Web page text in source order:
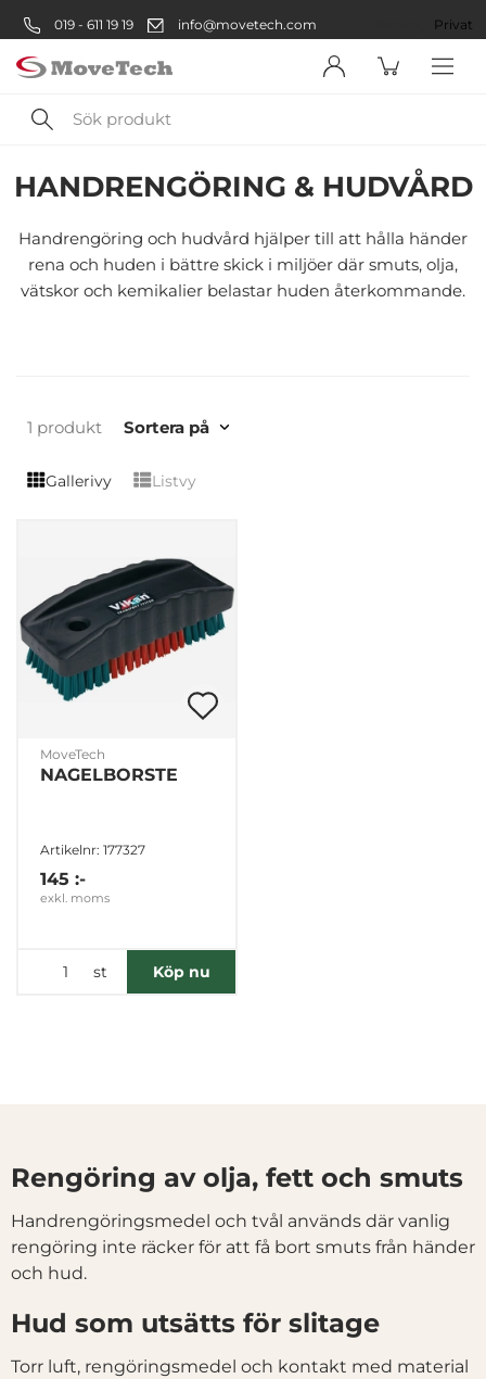
och annonserna till användarna, tillhandahålla funktioner
för sociala medier och analysera vår trafik. Vi
vidarebefordrar även sådana identifierare och annan
information från din enhet till de sociala medier och
Dessa kan i sin tur kombinera informationen med annan
information som du har tillhandahållit eller som de har
samlat in när du har använt deras tjänster.
019 - 611 19 19 info@movetech.com Privat
Sök
produktSäkerhetsprodukter
HANDRENGÖRING & HUDVÅRD
Handrengöring och hudvård hjälper till att hålla händer
rena och huden i bättre skick i miljöer där smuts, olja,
vätskor och kemikalier belastar huden återkommande.
1 produkt Sortera på
Gallerivy Listvy
MoveTech
NAGELBORSTE
Artikelnr: 177327
145 :-
exkl. moms
st Köp nu
Rengöring av olja, fett och smuts
Handrengöringsmedel och tvål används där vanlig
rengöring inte räcker för att få bort smuts från händer
och hud.
Hud som utsätts för slitage
Torr luft, rengöringsmedel och kontakt med material
Välkommen! Välj hur du vill
handla:
Företag